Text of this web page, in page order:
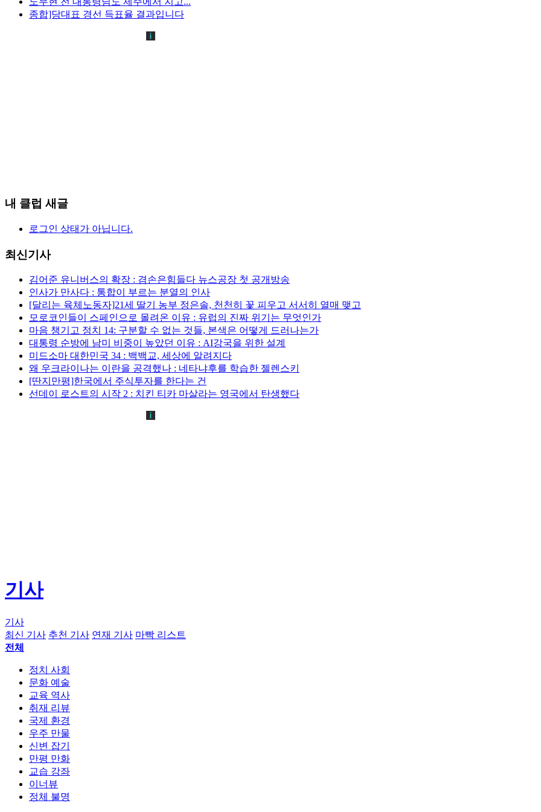
종합]당대표 경선 득표율 결과입니다
내 클럽 새글
로그인 상태가 아닙니다.
최신기사
김어준 유니버스의 확장 : 겸손은힘들다 뉴스공장 첫 공개방송
인사가 만사다 : 통합이 부르는 분열의 인사
[달리는 육체노동자]21세 딸기 농부 정은솔, 천천히 꽃 피우고 서서히 열매 맺고
모로코인들이 스페인으로 몰려온 이유 : 유럽의 진짜 위기는 무엇인가
마음 챙기고 정치 14: 구분할 수 없는 것들, 본색은 어떻게 드러나는가
대통령 순방에 남미 비중이 높았던 이유 : AI강국을 위한 설계
미드소마 대한민국 34 : 백백교, 세상에 알려지다
왜 우크라이나는 이란을 공격했나 : 네타냐후를 학습한 젤렌스키
[딴지만평]한국에서 주식투자를 한다는 건
선데이 로스트의 시작 2 : 치킨 티카 마살라는 영국에서 탄생했다
기사
기사
최신 기사 추천 기사 연재 기사 마빡 리스트
전체
정치 사회
문화 예술
교육 역사
취재 리뷰
국제 환경
우주 만물
신변 잡기
만평 만화
교습 강좌
이너뷰
정체 불명